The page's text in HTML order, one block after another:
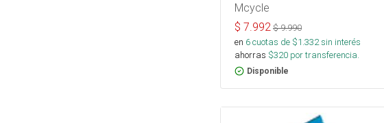
Mcycle
$ 7.992 $9.990
en 6cuotas de $1.332sin interés
ahorras $320 por transferencia.
Disponible